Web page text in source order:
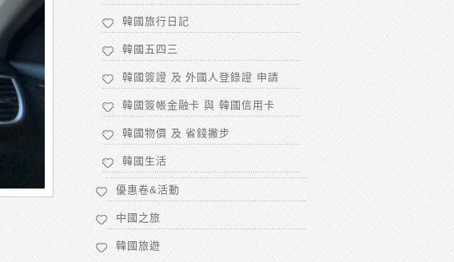
韓國旅行日記
韓國五四三
韓國簽證 及 外國人登錄證 申請
韓國簽帳金融卡 與 韓國信用卡
韓國物價 及 省錢撇步
韓國生活
優惠卷&活動
中國之旅
韓國旅遊